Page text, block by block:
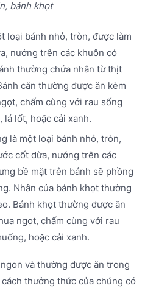
bánh khọt
loại bánh nhỏ, tròn, được làm
nướng trên các khuôn có
thường chứa nhân từ thịt
căn thường được ăn kèm
chấm cùng với rau sống
lá lốt, hoặc cải xanh.
là một loại bánh nhỏ, tròn,
cốt dừa, nướng trên các
bề mặt trên bánh sẽ phồng
Nhân của bánh khọt thường
Bánh khọt thường được ăn
ngọt, chấm cùng với rau
hoặc cải xanh.
và thường được ăn trong
thưởng thức của chúng có